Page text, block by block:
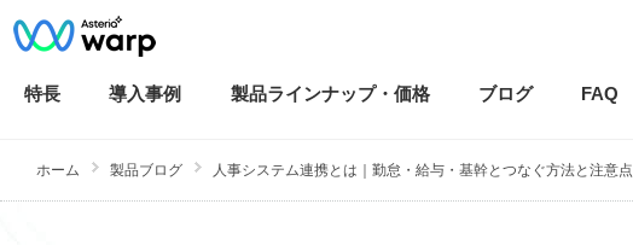
特長 導入事例 製品ラインナップ・ 価格 ブログ FAQ
ホーム 製品ブログ 人事システム連携とは｜勤怠・給与・基幹とつなぐ方法と注意点